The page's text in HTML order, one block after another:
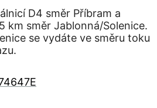
D4 směr Příbram a
km směr Jablonná/Solenice.
se vydáte ve směru toku